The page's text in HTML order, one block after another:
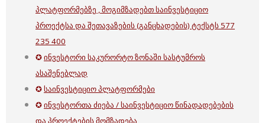
პლატფორმებზე , მოგიმზადებთ საინვესტიციო
პროექტსა და შეთავაზების (განცხადების) ტექსტს 577
235 400
✪ინვესტორი საკურორტო ზონაში სასტუმროს
ასაშენებლად
✪საინვესტიციო პლატფორმები
✪ინვესტორთა ძიება / საინვესტიციო წინადადებების
და პროექტების მომზადება